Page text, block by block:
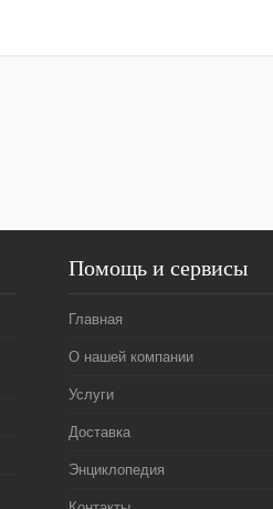
Помощь и сервисы
Главная
О нашей компании
Услуги
Доставка
Энциклопедия